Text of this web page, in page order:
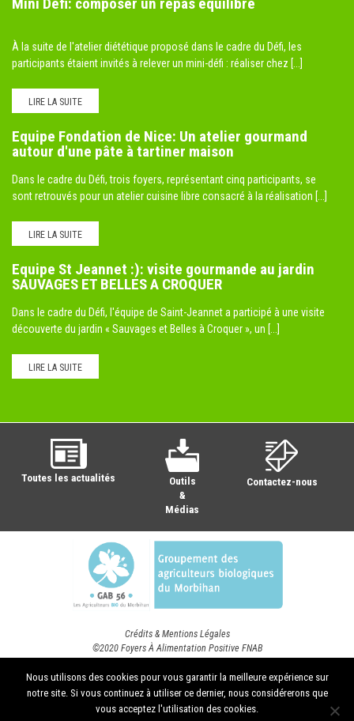
À la suite de l'atelier diététique proposé dans le cadre du Défi, les
participants étaient invités à relever un mini-défi : réaliser chez [...]
LIRE LA SUITE
Equipe Fondation de Nice: Un atelier gourmand
autour d'une pâte à tartiner maison
Dans le cadre du Défi, trois foyers, représentant cinq participants, se
sont retrouvés pour un atelier cuisine libre consacré à la réalisation [...]
LIRE LA SUITE
Equipe St Jeannet :): visite gourmande au jardin
SAUVAGES ET BELLES A CROQUER
Dans le cadre du Défi, l'équipe de Saint-Jeannet a participé à une visite
découverte du jardin « Sauvages et Belles à Croquer », un [...]
LIRE LA SUITE
Toutes les actualités
Outils
&
Médias
Contactez-nous
Crédits & Mentions Légales
©2020 Foyers À Alimentation Positive FNAB
Nous utilisons des cookies pour vous garantir la meilleure expérience sur
notre site. Si vous continuez à utiliser ce dernier, nous considérerons que
vous acceptez l'utilisation des cookies.